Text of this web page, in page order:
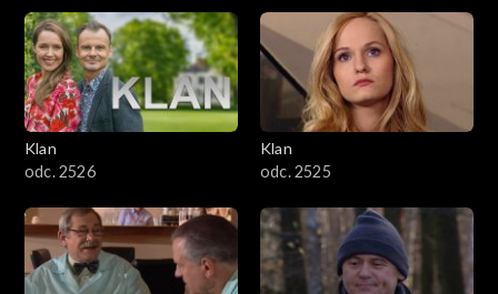
Klan
odc. 2526
Klan
odc. 2525